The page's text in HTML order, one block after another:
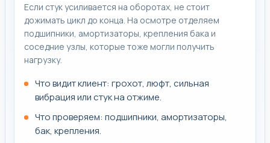
Если стук усиливается на оборотах, не стоит
дожимать цикл до конца. На осмотре отделяем
подшипники, амортизаторы, крепления бака и
соседние узлы, которые тоже могли получить
нагрузку.
Что видит клиент: грохот, люфт, сильная
вибрация или стук на отжиме.
Что проверяем: подшипники, амортизаторы,
бак, крепления.